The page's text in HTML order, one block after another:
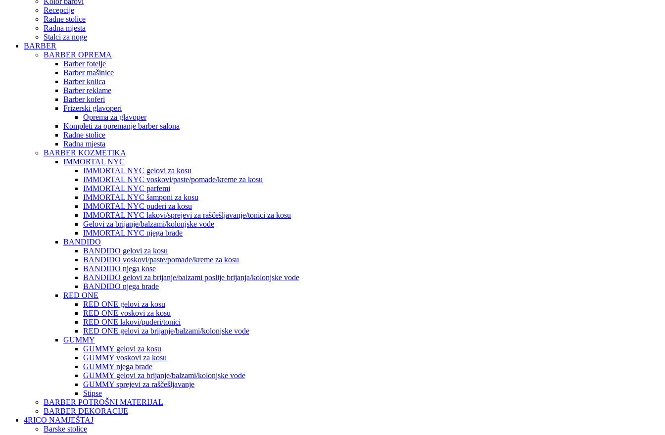
Recepcije
Radne stolice
Radna mjesta
Stalci za noge
BARBER
BARBER OPREMA
Barber fotelje
Barber mašinice
Barber kolica
Barber reklame
Barber koferi
Frizerski glavoperi
Oprema za glavoper
Kompleti za opremanje barber salona
Radne stolice
Radna mjesta
BARBER KOZMETIKA
IMMORTAL NYC
IMMORTAL NYC gelovi za kosu
IMMORTAL NYC voskovi/paste/pomade/kreme za kosu
IMMORTAL NYC parfemi
IMMORTAL NYC šamponi za kosu
IMMORTAL NYC puderi za kosu
IMMORTAL NYC lakovi/sprejevi za raščešljavanje/tonici za kosu
Gelovi za brijanje/balzami/kolonjske vode
IMMORTAL NYC njega brade
BANDIDO
BANDIDO gelovi za kosu
BANDIDO voskovi/paste/pomade/kreme za kosu
BANDIDO njega kose
BANDIDO gelovi za brijanje/balzami poslije brijanja/kolonjske vode
BANDIDO njega brade
RED ONE
RED ONE gelovi za kosu
RED ONE voskovi za kosu
RED ONE lakovi/puderi/tonici
RED ONE gelovi za brijanje/balzami/kolonjske vode
GUMMY
GUMMY gelovi za kosu
GUMMY voskovi za kosu
GUMMY njega brade
GUMMY gelovi za brijanje/balzami/kolonjske vode
GUMMY sprejevi za raščešljavanje
Stipse
BARBER POTROŠNI MATERIJAL
BARBER DEKORACIJE
4RICO NAMJEŠTAJ
Barske stolice